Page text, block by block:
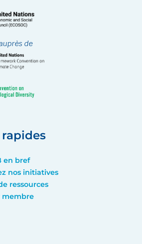
de
rapides
en bref
nos initiatives
ressources
membre